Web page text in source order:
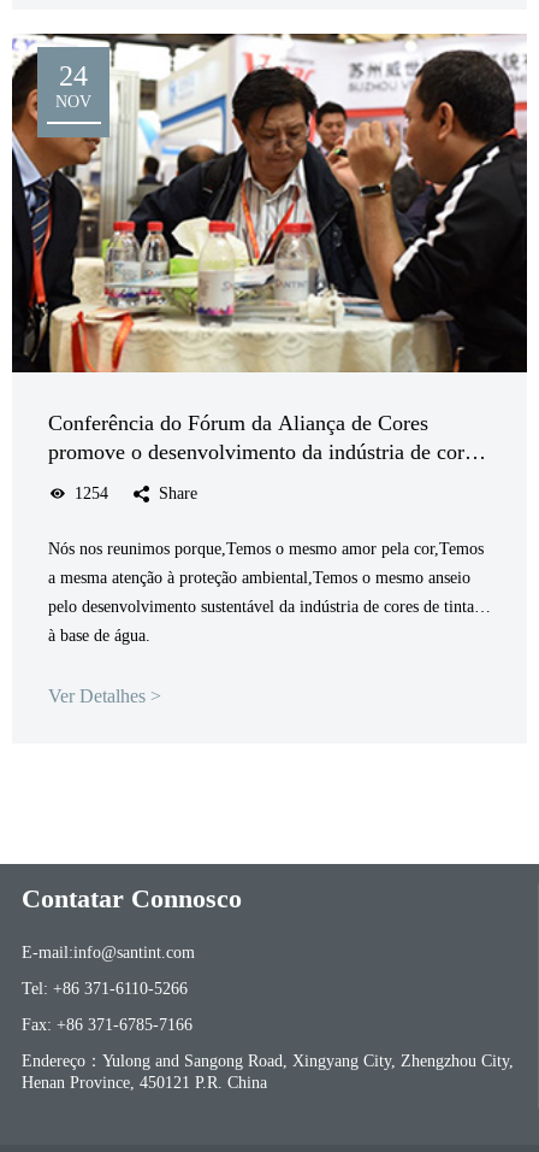
24
NOV
Conferência do Fórum da Aliança de Cores
promove o desenvolvimento da indústria de cores
de tintas
1254 Share
Nós nos reunimos porque,Temos o mesmo amor pela cor,Temos
a mesma atenção à proteção ambiental,Temos o mesmo anseio
pelo desenvolvimento sustentável da indústria de cores de tintas
à base de água.
Ver Detalhes >
Contatar Connosco
E-mail:info@santint.com
Tel: +86 371-6110-5266
Fax: +86 371-6785-7166
Endereço：Yulong and Sangong Road, Xingyang City, Zhengzhou City,
Henan Province, 450121 P.R. China